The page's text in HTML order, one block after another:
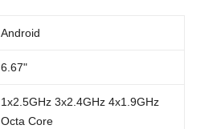
Android
6.67"
1x2.5GHz 3x2.4GHz 4x1.9GHz
Octa Core